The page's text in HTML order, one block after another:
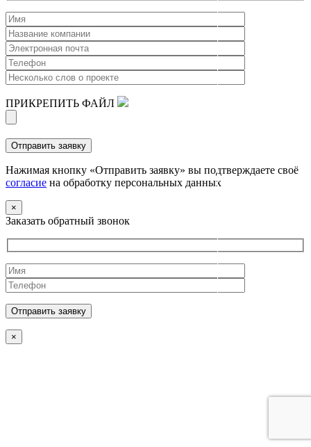
ПРИКРЕПИТЬ ФАЙЛ
Нажимая кнопку «Отправить заявку» вы подтверждаете своё
согласие на обработку персональных данных
×
Заказать обратный звонок
×